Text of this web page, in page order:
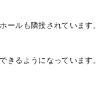
ールも隣接されています。
きるようになっています。